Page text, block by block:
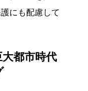
にも配慮して
都市時代